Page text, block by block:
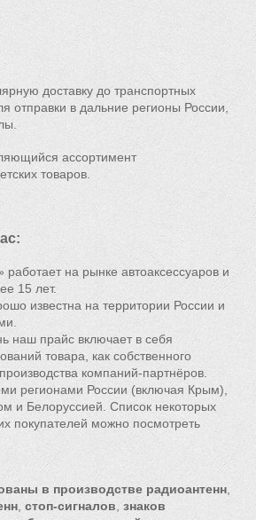
доставку до транспортных
отправки в дальние регионы России,
ассортимент
товаров.
работает на рынке автоаксессуаров и
15 лет.
известна на территории России и
наш прайс включает в себя
товара, как собственного
компаний-партнёров.
регионами России (включая Крым),
и Белоруссией. Список некоторых
покупателей можно посмотреть
в производстве радиоантенн
стоп-сигналов знаков